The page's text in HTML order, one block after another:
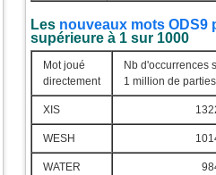
Les nouveaux mots ODS9
supérieure à 1 sur 1000
Mot joué
directement
Nb d'occurrences
1 million de parties
XIS
WESH
WATER